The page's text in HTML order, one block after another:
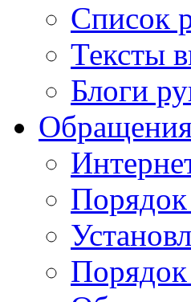
Список
Тексты
Блоги